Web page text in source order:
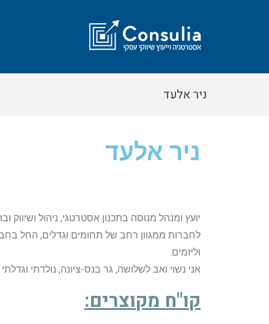
ניר אלעד
ניר אלעד
יועץ ומנהל מנוסה בתכנון אסטרטגי, ניהול ושיווק
לחברות ממגוון רחב של תחומים וגדלים, החל
וליזמים.
אני נשוי ואב לשלושה, גר בנס-ציונה, נולדתי
קו"ח מקוצרים: